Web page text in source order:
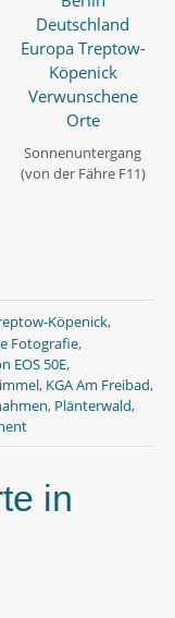
Sonnenuntergang
(von der Fähre F11)
Köpenick,
Fotografie,
EOS 50E,
, KGA Am Freibad,
, Plänterwald,
in